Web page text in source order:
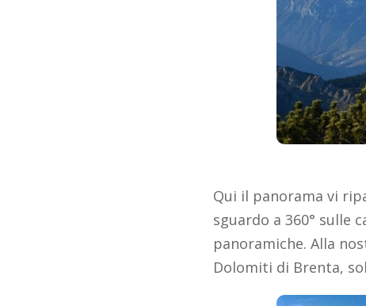
Qui il panorama vi
sguardo a 360° sulle
panoramiche. Alla
Dolomiti di Brenta,